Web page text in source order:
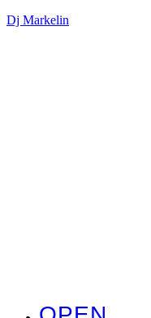
Dj Markelin